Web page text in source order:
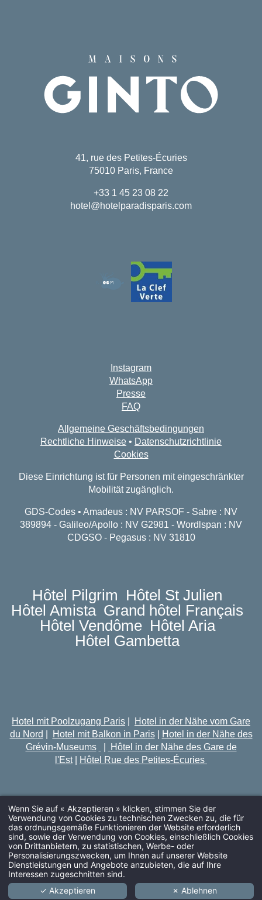
Instagram
WhatsApp
Presse
FAQ
Allgemeine Geschäftsbedingungen
Rechtliche Hinweise • Datenschutzrichtlinie
Cookies
Diese Einrichtung ist für Personen mit eingeschränkter
Mobilität zugänglich.
GDS-Codes • Amadeus : NV PARSOF - Sabre : NV
389894 - Galileo/Apollo : NV G2981 - Wordlspan : NV
CDGSO - Pegasus : NV 31810
41, rue des Petites-Écuries
75010 Paris, France
+33 1 45 23 08 22
hotel@hotelparadisparis.com
Hôtel Pilgrim
Hôtel St Julien
Hôtel Amista Grand hôtel Français
Hôtel Vendôme Hôtel Aria
Hôtel Gambetta
Hotel mit Poolzugang Paris
Hotel in der Nähe vom Gare
du Nord
Hotel mit Balkon in Paris|
Hotel in der Nähe des
Grévin-Museums
Hôtel in der Nähe des Gare de
l'Est| Hôtel Rue des Petites-Écuries
ANREISE
Wenn Sie auf « Akzeptieren » klicken, stimmen Sie der
Verwendung von Cookies zu technischen Zwecken zu, die für
das ordnungsgemäße Funktionieren der Website erforderlich
sind, sowie der Verwendung von Cookies, einschließlich Cookies
von Drittanbietern, zu statistischen, Werbe- oder
Personalisierungszwecken, um Ihnen auf unserer Website
Dienstleistungen und Angebote anzubieten, die auf Ihre
Interessen zugeschnitten sind.
✓ Akzeptieren
✗ Ablehnen